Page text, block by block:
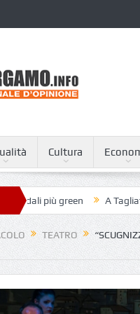
Cultura
green A Tagliata di
TEATRO